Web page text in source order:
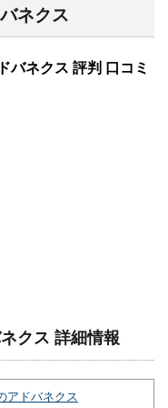
ネクス
バネクス 評判 口コミ
クス 詳細情報
アドバネクス